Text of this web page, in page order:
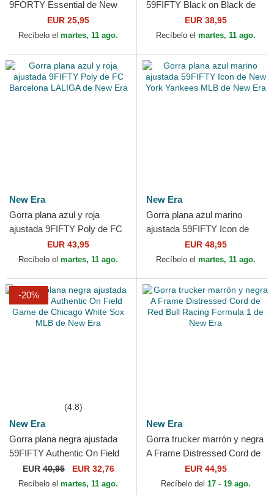
9FORTY Essential de New
York Yankees MLB de New
Era
EUR 25,95
Recíbelo el martes, 11 ago.
59FIFTY Black on Black de
New York Yankees MLB de
New Era
EUR 38,95
Recíbelo el martes, 11 ago.
New Era
Gorra plana azul y roja
ajustada 9FIFTY Poly de FC
Barcelona LALIGA de New
Era
EUR 43,95
Recíbelo el martes, 11 ago.
New Era
Gorra plana azul marino
ajustada 59FIFTY Icon de
New York Yankees MLB de
New Era
EUR 48,95
Recíbelo el martes, 11 ago.
-20%
(4.8)
New Era
Gorra plana negra ajustada
59FIFTY Authentic On Field
Game de Chicago White Sox
MLB de New Era
EUR40,95 EUR 32,76
Recíbelo el martes, 11 ago.
New Era
Gorra trucker marrón y negra
A Frame Distressed Cord de
Red Bull Racing Formula 1
de New Era
EUR 44,95
Recíbelo del 17 - 19 ago.